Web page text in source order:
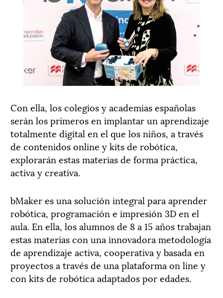
Con ella, los colegios y academias españolas
serán los primeros en implantar un aprendizaje
totalmente digital en el que los niños, a través
de contenidos online y kits de robótica,
explorarán estas materias de forma práctica,
activa y creativa.
bMaker es una solución integral para aprender
robótica, programación e impresión 3D en el
aula. En ella, los alumnos de 8 a 15 años trabajan
estas materias con una innovadora metodología
de aprendizaje activa, cooperativa y basada en
proyectos a través de una plataforma on line y
con kits de robótica adaptados por edades.